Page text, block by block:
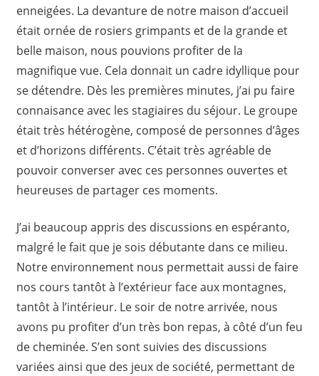
enneigées. La devanture de notre maison d’accueil
était ornée de rosiers grimpants et de la grande et
belle maison, nous pouvions profiter de la
magnifique vue. Cela donnait un cadre idyllique pour
se détendre. Dès les premières minutes, j’ai pu faire
connaisance avec les stagiaires du séjour. Le groupe
était très hétérogène, composé de personnes d’âges
et d’horizons différents. C’était très agréable de
pouvoir converser avec ces personnes ouvertes et
heureuses de partager ces moments.
J’ai beaucoup appris des discussions en espéranto,
malgré le fait que je sois débutante dans ce milieu.
Notre environnement nous permettait aussi de faire
nos cours tantôt à l’extérieur face aux montagnes,
tantôt à l’intérieur. Le soir de notre arrivée, nous
avons pu profiter d’un très bon repas, à côté d’un feu
de cheminée. S’en sont suivies des discussions
variées ainsi que des jeux de société, permettant de